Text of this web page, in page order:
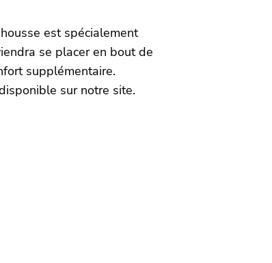
est spécialement
se placer en bout de
supplémentaire.
sur notre site.